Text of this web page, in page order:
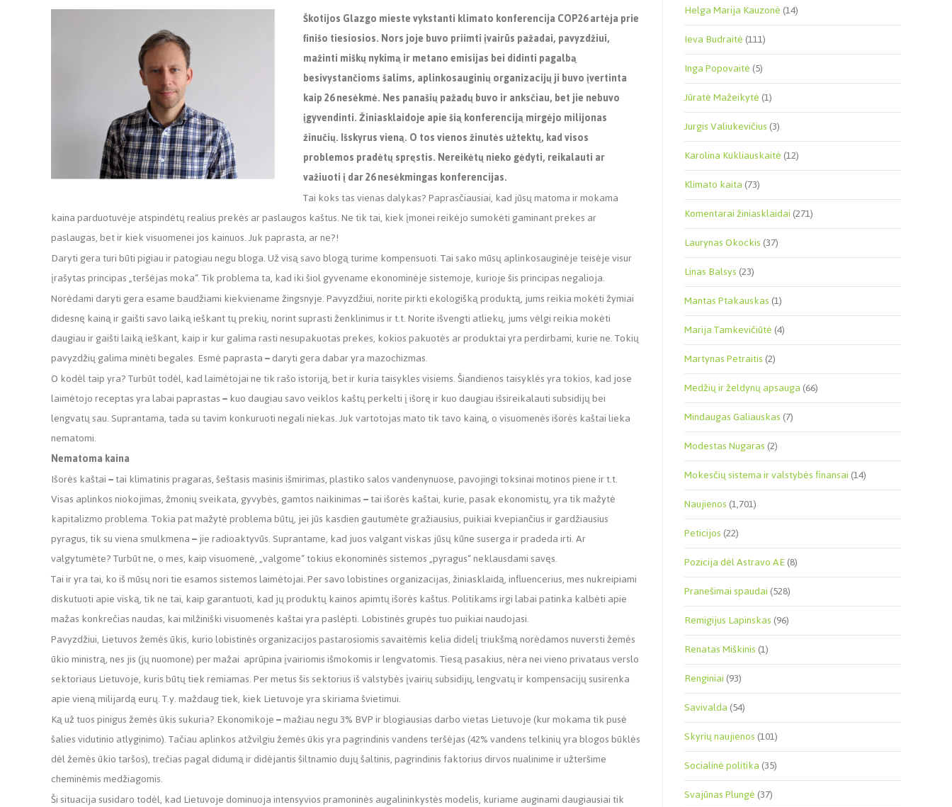
Škotijos Glazgo mieste vykstanti klimato konferencija COP26 artėja prie
finišo tiesiosios. Nors joje buvo priimti įvairūs pažadai, pavyzdžiui,
mažinti miškų nykimą ir metano emisijas bei didinti pagalbą
besivystančioms šalims, aplinkosauginių organizacijų ji buvo įvertinta
kaip 26 nesėkmė. Nes panašių pažadų buvo ir anksčiau, bet jie nebuvo
įgyvendinti. Žiniasklaidoje apie šią konferenciją mirgėjo milijonas
žinučių. Išskyrus vieną. O tos vienosžinutės užtektų, kad visos
problemos pradėtų spręstis. Nereikėtų nieko gėdyti, reikalauti ar
važiuoti į dar 26 nesėkmingas konferencijas.
Tai koks tas vienas dalykas? Paprasčiausiai, kad jūsų matoma ir mokama
kaina parduotuvėje atspindėtų realius prekės ar paslaugos kaštus. Ne tik tai, kiek įmonei reikėjo sumokėti gaminant prekes ar
paslaugas, bet ir kiek visuomenei jos kainuos. Juk paprasta, ar ne?!
Daryti gera turi būti pigiau ir patogiau negu bloga. Už visą savo blogą turime kompensuoti. Tai sako mūsų aplinkosauginėje teisėje visur
įrašytas principas„teršėjas moka“. Tik problema ta, kad iki šiol gyvename ekonominėje sistemoje, kurioje šis principas negalioja.
Norėdami daryti gera esame baudžiami kiekviename žingsnyje. Pavyzdžiui, norite pirkti ekologišką produktą, jums reikia mokėti žymiai
didesnę kainą ir gaišti savo laiką ieškant tų prekių, norint suprasti ženklinimus ir t.t. Norite išvengti atliekų, jums vėlgi reikia mokėti
daugiau ir gaišti laiką ieškant, kaip ir kur galima rasti nesupakuotas prekes, kokios pakuotės ar produktai yra perdirbami, kurie ne. Tokių
pavyzdžių galima minėti begales. Esmė paprasta–daryti gera dabar yra mazochizmas.
O kodėl taip yra? Turbūt todėl, kad laimėtojai ne tik rašo istoriją, bet ir kuria taisykles visiems. Šiandienos taisyklės yra tokios, kad jose
laimėtojo receptas yra labai paprastas–kuo daugiau savo veiklos kaštų perkelti į išorę ir kuo daugiau išsireikalauti subsidijų bei
lengvatų sau. Suprantama, tada su tavim konkuruoti negali niekas. Juk vartotojas mato tik tavo kainą, o visuomenės išorės kaštai lieka
nematomi.
Nematoma kaina
Išorės kaštai–tai klimatinis pragaras, šeštasis masinis išmirimas, plastiko salos vandenynuose, pavojingi toksinai motinos piene ir t.t.
Visas aplinkos niokojimas, žmonių sveikata, gyvybės, gamtos naikinimas–tai išorės kaštai, kurie, pasak ekonomistų, yra tik mažytė
kapitalizmo problema. Tokia pat mažytė problema būtų, jei jūs kasdien gautumėte gražiausius, puikiai kvepiančius ir gardžiausius
pyragus, tik su viena smulkmena–jie radioaktyvūs. Suprantame, kad juos valgant viskas jūsų kūne suserga ir pradeda irti. Ar
valgytumėte? Turbūt ne, o mes, kaip visuomenė,„valgome“tokius ekonominės sistemos„pyragus“neklausdami savęs.
Tai ir yra tai, ko iš mūsų nori tie esamos sistemos laimėtojai. Per savo lobistines organizacijas, žiniasklaidą, influencerius, mes nukreipiami
diskutuoti apie viską, tik ne tai, kaip garantuoti, kad jų produktų kainos apimtų išorės kaštus. Politikams irgi labai patinka kalbėti apie
mažas konkrečias naudas, kai milžiniški visuomenės kaštai yra paslėpti. Lobistinės grupės tuo puikiai naudojasi.
Pavyzdžiui, Lietuvos žemės ūkis, kurio lobistinės organizacijos pastarosiomis savaitėmis kelia didelį triukšmą norėdamos nuversti žemės
ūkio ministrą, nes jis (jų nuomone) per mažai aprūpina įvairiomis išmokomis ir lengvatomis. Tiesą pasakius, nėra nei vieno privataus verslo
sektoriaus Lietuvoje, kuris būtų tiek remiamas. Per metus šis sektorius iš valstybės įvairių subsidijų, lengvatų ir kompensacijų susirenka
apie vieną milijardą eurų. T.y. maždaug tiek, kiek Lietuvoje yra skiriama švietimui.
Ką už tuos pinigus žemės ūkis sukuria? Ekonomikoje–mažiau negu 3% BVP ir blogiausias darbo vietas Lietuvoje (kur mokama tik pusė
šalies vidutinio atlyginimo). Tačiau aplinkos atžvilgiu žemės ūkis yra pagrindinis vandens teršėjas (42% vandens telkinių yra blogos būklės
dėl žemės ūkio taršos), trečias pagal didumą ir didėjantis šiltnamio dujų šaltinis, pagrindinis faktorius dirvos nualinime ir užteršime
cheminėmis medžiagomis.
Ši situacija susidaro todėl, kad Lietuvoje dominuoja intensyvios pramoninės augalininkystės modelis, kuriame auginami daugiausiai tik
Helga Marija Kauzonė(14)
Ieva Budraitė(111)
Inga Popovaitė(5)
Jūratė Mažeikytė(1)
Jurgis Valiukevičius(3)
Karolina Kukliauskaitė(12)
Klimato kaita(73)
Komentarai žiniasklaidai(271)
Laurynas Okockis(37)
Linas Balsys(23)
Mantas Ptakauskas(1)
Marija Tamkevičiūtė(4)
Martynas Petraitis(2)
Medžių ir želdynų apsauga(66)
Mindaugas Galiauskas(7)
Modestas Nugaras(2)
Mokesčių sistema ir valstybės finansai(14)
Naujienos(1,701)
Peticijos(22)
Pozicija dėl Astravo AE(8)
Pranešimai spaudai(528)
Remigijus Lapinskas(96)
Renatas Miškinis(1)
Renginiai(93)
Savivalda(54)
Skyrių naujienos(101)
Socialinė politika(35)
Svajūnas Plungė(37)